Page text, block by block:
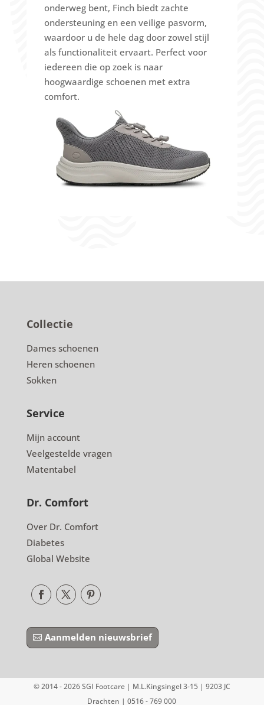
onderweg bent, Finch biedt zachte
ondersteuning en een veilige pasvorm,
waardoor u de hele dag door zowel stijl
als functionaliteit ervaart. Perfect voor
iedereen die op zoek is naar
hoogwaardige schoenen met extra
comfort.
Collectie
Dames schoenen
Heren schoenen
Sokken
Service
Mijn account
Veelgestelde vragen
Matentabel
Dr. Comfort
Over Dr. Comfort
Diabetes
Global Website
Aanmelden nieuwsbrief
© 2014 - 2026 SGI Footcare | M.L.Kingsingel 3-15 | 9203 JC
Drachten | 0516 - 769 000